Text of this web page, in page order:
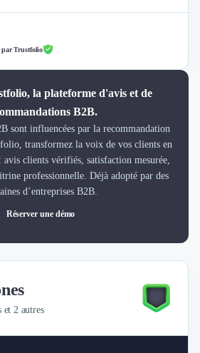
par Trustfolio
la plateforme d'avis et de
B2B.
sont influencées par la recommandation
transformez la voix de vos clients en
avis clients vérifiés, satisfaction mesurée,
professionnelle. Déjà adopté par des
d’entreprises B2B.
Réserver une démo
et 2 autres